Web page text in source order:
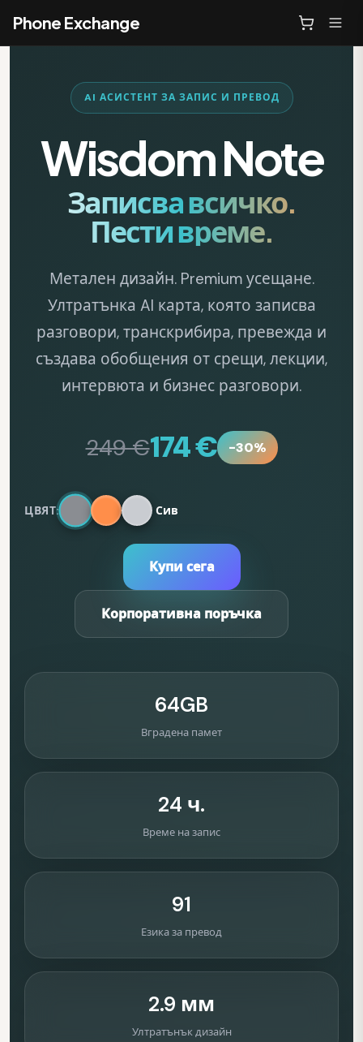
Phone Exchange
AI АСИСТЕНТ ЗА ЗАПИС И ПРЕВОД
Wisdom Note
Записва всичко.
Пести време.
Метален дизайн. Premium усещане.
Ултратънка AI карта, която записва
разговори, транскрибира, превежда и
създава обобщения от срещи, лекции,
интервюта и бизнес разговори.
249 €174 € -30%
ЦВЯТ: Сив
Купи сега
Корпоративна поръчка
64GB
Вградена памет
24 ч.
Време на запис
91
Езика за превод
2.9 мм
Ултратънък дизайн